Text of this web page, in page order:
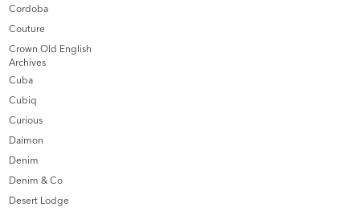
Cordoba
Couture
Crown Old English
Archives
Cuba
Cubiq
Curious
Daimon
Denim
Denim & Co
Desert Lodge